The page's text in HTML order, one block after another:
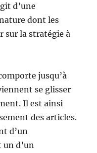
d’une
dont les
sur la stratégie à
jusqu’à
se glisser
Il est ainsi
des articles.
d’un
d’un